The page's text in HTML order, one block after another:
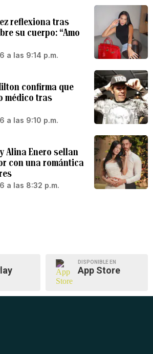
reflexiona tras
su cuerpo: “Amo
a las 9:14 p.m.
confirma que
médico tras
a las 9:10 p.m.
Alina Enero sellan
con una romántica
a las 8:32 p.m.
DISPONIBLE EN
App Store